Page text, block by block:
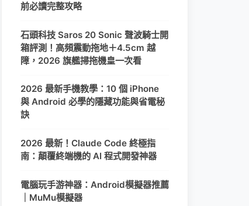
前必讀完整攻略
石頭科技 Saros 20 Sonic 聲波騎士開
箱評測！高頻震動拖地＋4.5cm 越
障，2026 旗艦掃拖機皇一次看
2026 最新手機教學：10 個 iPhone
與 Android 必學的隱藏功能與省電秘
訣
2026 最新！Claude Code 終極指
南：顛覆終端機的 AI 程式開發神器
電腦玩手游神器：Android模擬器推薦
｜MuMu模擬器